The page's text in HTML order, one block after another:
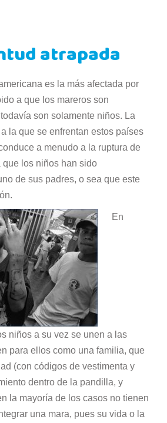
atrapada
es la más afectada por
a que los mareros son
son solamente niños. La
la que se enfrentan estos países
a menudo a la ruptura de
que los niños han sido
de sus padres, o sea que este
En
niños a su vez se unen a las
para ellos como una familia, que
(con códigos de vestimenta y
dentro de la pandilla, y
la mayoría de los casos no tienen
una mara, pues su vida o la